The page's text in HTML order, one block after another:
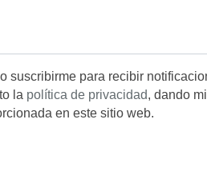
suscribirme para recibir
la política de privacidad, dando
en este sitio web.